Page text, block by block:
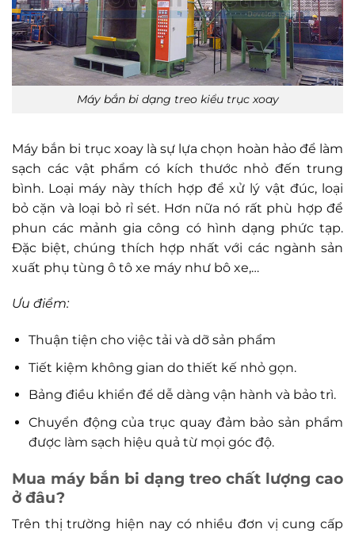
Máy bắn bi dạng treo kiểu trục xoay
Máy bắn bi trục xoay là sự lựa chọn hoàn hảo để làm
sạch các vật phẩm có kích thước nhỏ đến trung
bình. Loại máy này thích hợp để xử lý vật đúc, loại
bỏ cặn và loại bỏ rỉ sét. Hơn nữa nó rất phù hợp để
phun các mảnh gia công có hình dạng phức tạp.
Đặc biệt, chúng thích hợp nhất với các ngành sản
xuất phụ tùng ô tô xe máy như bô xe,…
Ưu điểm:
Thuận tiện cho việc tải và dỡ sản phẩm
Tiết kiệm không gian do thiết kế nhỏ gọn.
Bảng điều khiển để dễ dàng vận hành và bảo trì.
Chuyển động của trục quay đảm bảo sản phẩm
được làm sạch hiệu quả từ mọi góc độ.
Mua máy bắn bi dạng treo chất lượng cao
ở đâu?
Trên thị trường hiện nay có nhiều đơn vị cung cấp